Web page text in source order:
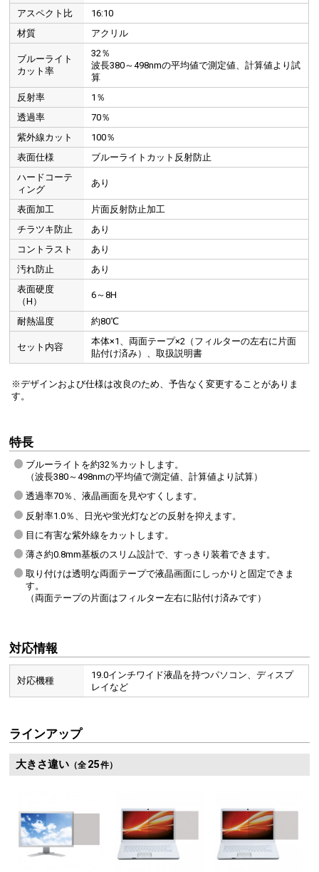
アスペクト比
16:10
材質
アクリル
ブルーライト
カット率
32％
波長380～498nmの平均値で測定値、計算値より試
算
反射率
1％
透過率
70％
紫外線カット
100％
表面仕様
ブルーライトカット反射防止
ハードコーテ
ィング
あり
表面加工
片面反射防止加工
チラツキ防止
あり
コントラスト
あり
汚れ防止
あり
表面硬度
（H）
6～8H
耐熱温度 約80℃
セット内容
本体×1、両面テープ×2（フィルターの左右に片面
貼付け済み）、取扱説明書
※デザインおよび仕様は改良のため、予告なく変更することがありま
す。
特長
ブルーライトを約32％カットします。
（波長380～498nmの平均値で測定値、計算値より試算）
透過率70％、液晶画面を見やすくします。
反射率1.0％、日光や蛍光灯などの反射を抑えます。
目に有害な紫外線をカットします。
薄さ約0.8mm基板のスリム設計で、すっきり装着できます。
取り付けは透明な両面テープで液晶画面にしっかりと固定できま
す。
（両面テープの片面はフィルター左右に貼付け済みです）
対応情報
対応機種
19.0インチワイド液晶を持つパソコン、ディスプ
レイなど
ラインアップ
大きさ違い（全 25件）